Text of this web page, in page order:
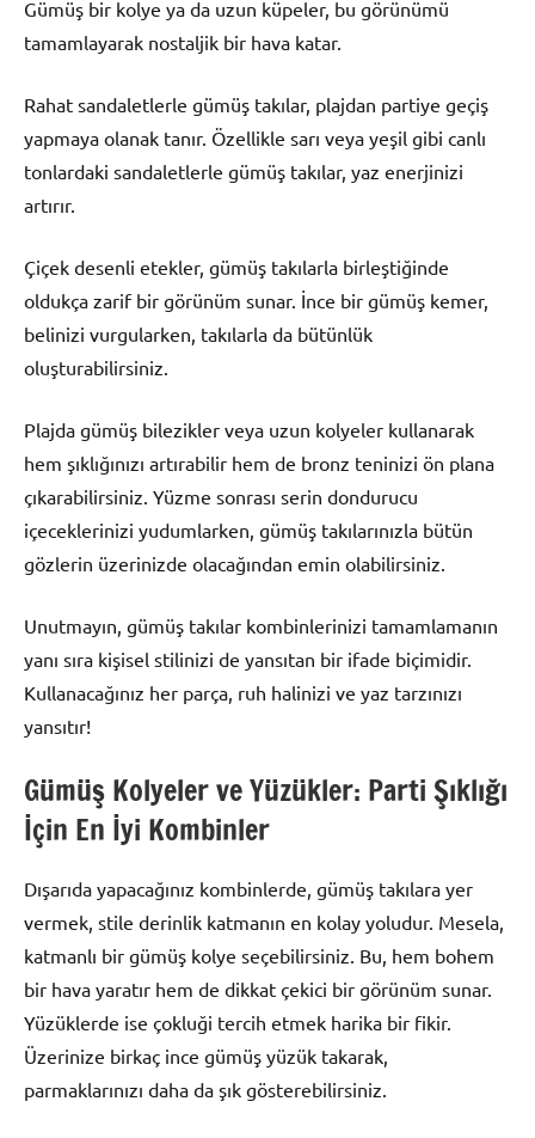
Gümüş bir kolye ya da uzun küpeler, bu görünümü
tamamlayarak nostaljik bir hava katar.
Rahat sandaletlerle gümüş takılar, plajdan partiye geçiş
yapmaya olanak tanır. Özellikle sarı veya yeşil gibi canlı
tonlardaki sandaletlerle gümüş takılar, yaz enerjinizi
artırır.
Çiçek desenli etekler, gümüş takılarla birleştiğinde
oldukça zarif bir görünüm sunar. İnce bir gümüş kemer,
belinizi vurgularken, takılarla da bütünlük
oluşturabilirsiniz.
Plajda gümüş bilezikler veya uzun kolyeler kullanarak
hem şıklığınızı artırabilir hem de bronz teninizi ön plana
çıkarabilirsiniz. Yüzme sonrası serin dondurucu
içeceklerinizi yudumlarken, gümüş takılarınızla bütün
gözlerin üzerinizde olacağından emin olabilirsiniz.
Unutmayın, gümüş takılar kombinlerinizi tamamlamanın
yanı sıra kişisel stilinizi de yansıtan bir ifade biçimidir.
Kullanacağınız her parça, ruh halinizi ve yaz tarzınızı
yansıtır!
Gümüş Kolyeler ve Yüzükler: Parti Şıklığı
İçin En İyi Kombinler
Dışarıda yapacağınız kombinlerde, gümüş takılara yer
vermek, stile derinlik katmanın en kolay yoludur. Mesela,
katmanlı bir gümüş kolye seçebilirsiniz. Bu, hem bohem
bir hava yaratır hem de dikkat çekici bir görünüm sunar.
Yüzüklerde ise çokluği tercih etmek harika bir fikir.
Üzerinize birkaç ince gümüş yüzük takarak,
parmaklarınızı daha da şık gösterebilirsiniz.